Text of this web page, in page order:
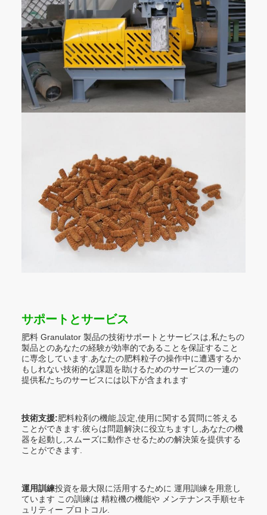
サポートとサービス
肥料 Granulator 製品の技術サポートとサービスは,私たちの
製品とのあなたの経験が効率的であることを保証すること
に専念しています.あなたの肥料粒子の操作中に遭遇するか
もしれない技術的な課題を助けるためのサービスの一連の
提供私たちのサービスには以下が含まれます
技術支援:肥料粒剤の機能,設定,使用に関する質問に答える
ことができます.彼らは問題解決に役立ちますし,あなたの機
器を起動し,スムーズに動作させるための解決策を提供する
ことができます.
運用訓練投資を最大限に活用するために 運用訓練を用意し
ています この訓練は 精粒機の機能や メンテナンス手順セキ
ュリティー プロトコル.